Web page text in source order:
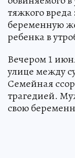
тяжкого
беременную
ребенка в
Вечером 1
улице между
Семейная
трагедией.
свою